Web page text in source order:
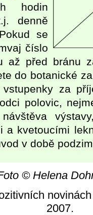
hodin
denně
se
číslo
až před bránu
do botanické
za
polovic,
a kvetoucími
v době
© Helena
2007.